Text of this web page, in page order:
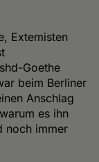
Extemisten
Goethe
beim Berliner
Anschlag
es ihn
noch immer